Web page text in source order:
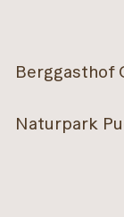
Berggasthof
Naturpark